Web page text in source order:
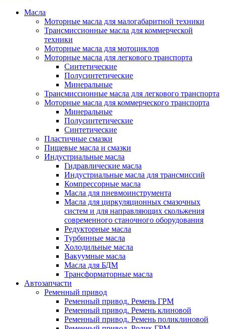
Масла
Моторные масла для малогабаритной техники
Трансмиссионные масла для коммерческой
техники
Моторные масла для мотоциклов
Моторные масла для легкового транспорта
Синтетические
Полусинтетические
Минеральные
Трансмиссионные масла для легкового транспорта
Моторные масла для коммерческого транспорта
Минеральные
Полусинтетические
Синтетические
Пластичные смазки
Пищевые масла и смазки
Индустриальные масла
Гидравлические масла
Индустриальные масла для трансмиссий
Компрессорные масла
Масла для пневмоинструмента
Масла для циркуляционных смазочных
систем и для направляющих скольжения
современного станочного оборудования
Редукторные масла
Турбинные масла
Холодильные масла
Вакуумные масла
Масла для БДМ
Трансформаторные масла
Автозапчасти
Ременный привод
Ременный привод. Ремень ГРМ
Ременный привод. Ремень клиновой
Ременный привод. Ремень поликлиновой